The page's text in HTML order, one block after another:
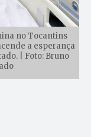
no Tocantins
a esperança
| Foto: Bruno